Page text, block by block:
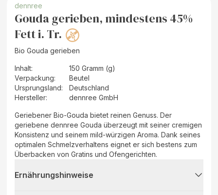
dennree
Gouda gerieben, mindestens 45%
Fett i. Tr.
Bio Gouda gerieben
Inhalt:
150 Gramm (g)
Verpackung:
Beutel
Ursprungsland:
Deutschland
Hersteller: dennree GmbH
Geriebener Bio-Gouda bietet reinen Genuss. Der
geriebene dennree Gouda überzeugt mit seiner cremigen
Konsistenz und seinem mild-würzigen Aroma. Dank seines
optimalen Schmelzverhaltens eignet er sich bestens zum
Überbacken von Gratins und Ofengerichten.
Ernährungshinweise